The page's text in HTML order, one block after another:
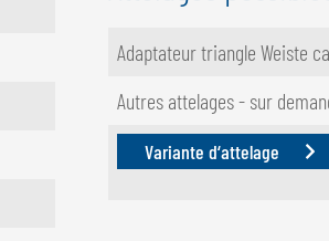
Adaptateur triangle Weiste
Autres attelages - sur
Variante d‘attelage